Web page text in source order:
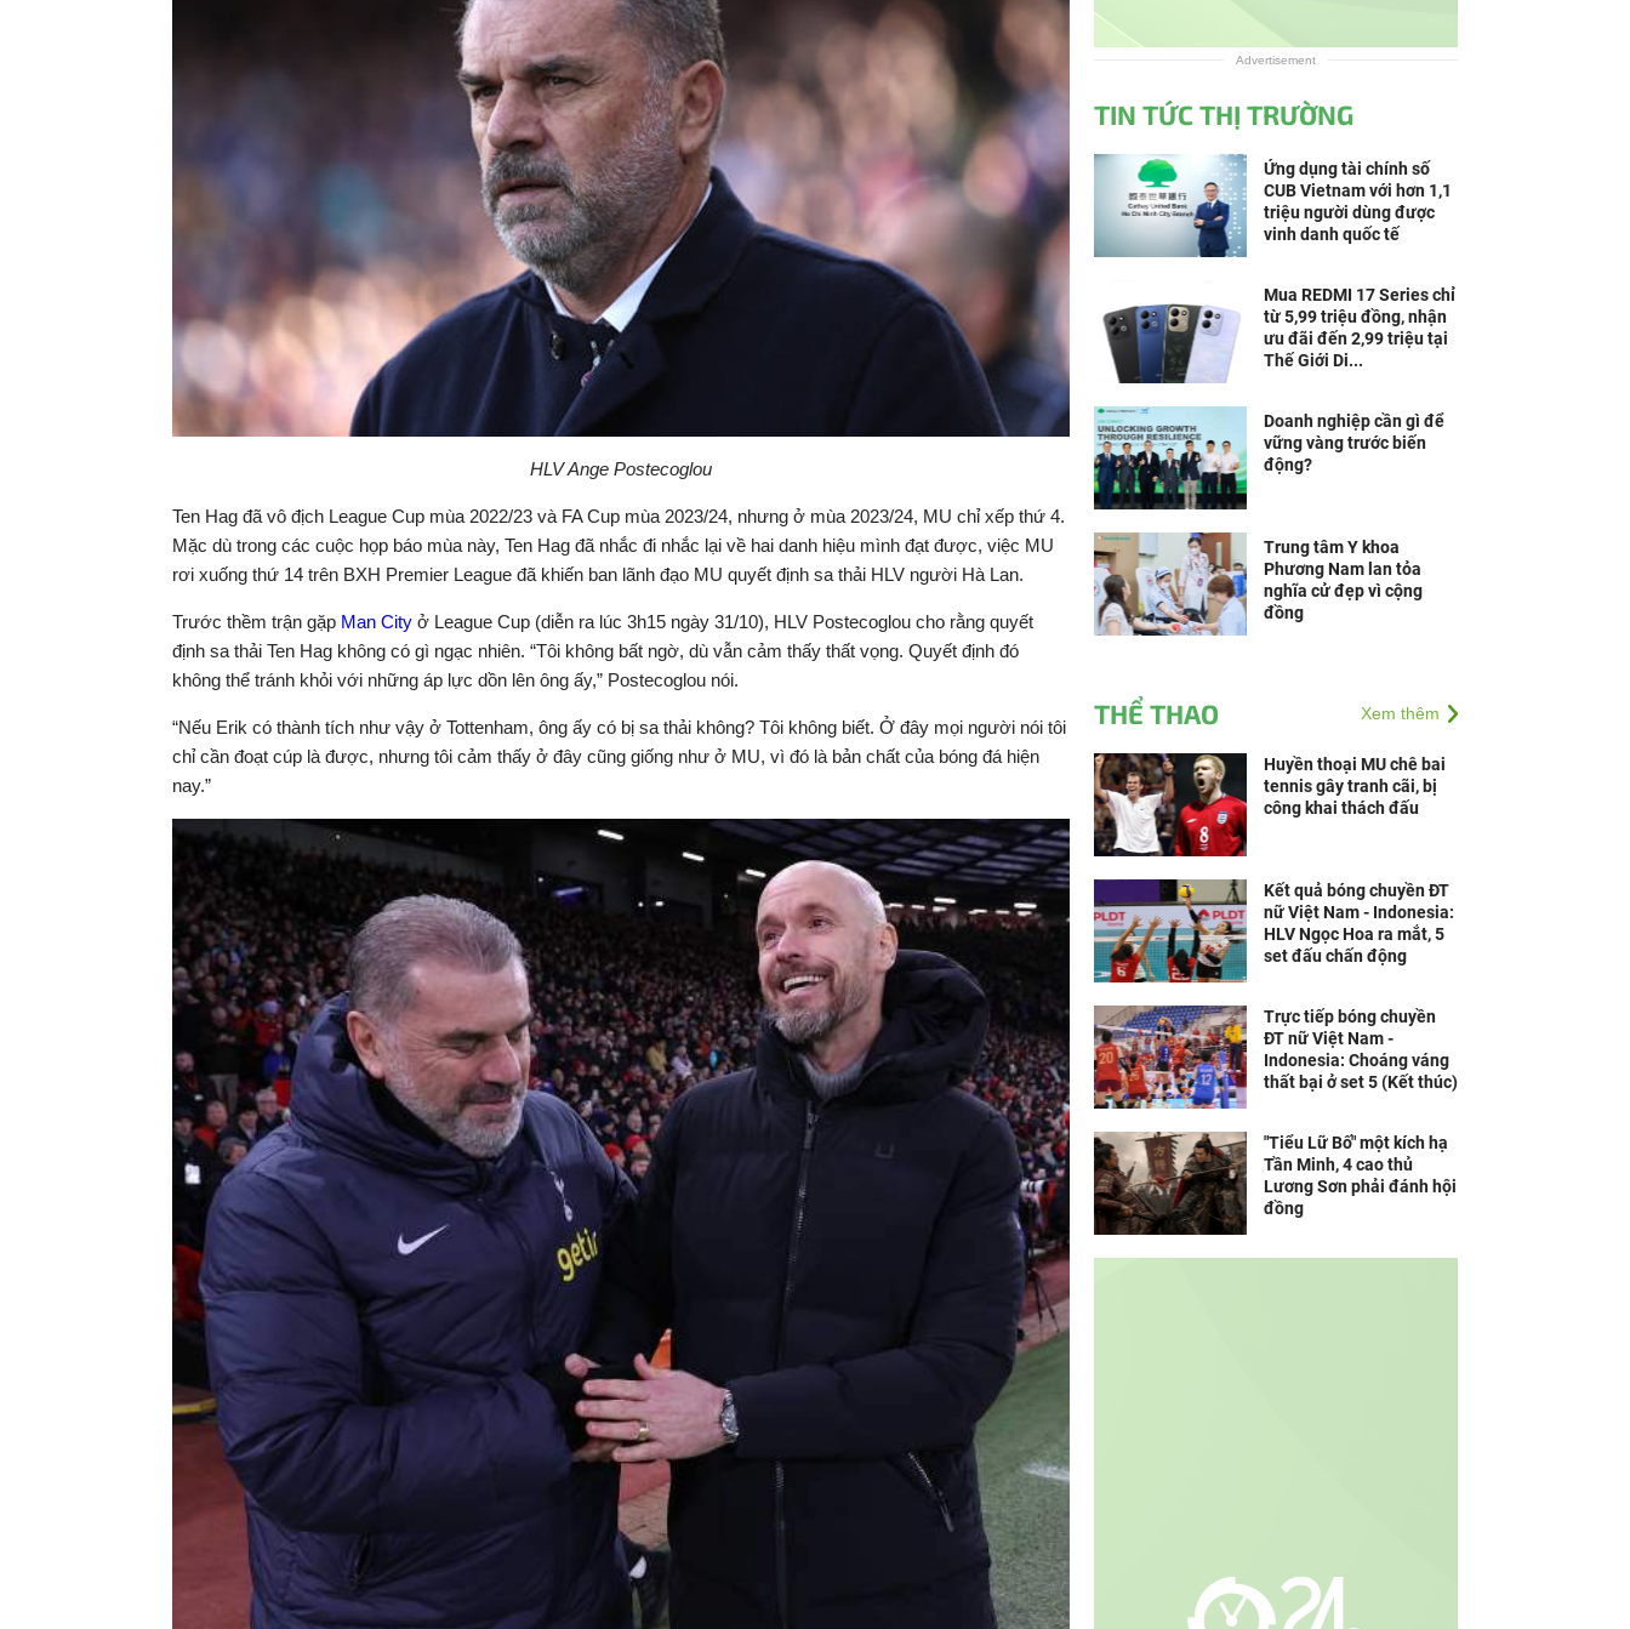
HLV Ange Postecoglou
Ten Hag đã vô địch League Cup mùa 2022/23 và FA Cup mùa 2023/24, nhưng ở mùa 2023/24, MU chỉ xếp thứ 4.
Mặc dù trong các cuộc họp báo mùa này, Ten Hag đã nhắc đi nhắc lại về hai danh hiệu mình đạt được, việc MU
rơi xuống thứ 14 trên BXH Premier League đã khiến ban lãnh đạo MU quyết định sa thải HLV người Hà Lan.
Trước thềm trận gặp Man City ở League Cup (diễn ra lúc 3h15 ngày 31/10), HLV Postecoglou cho rằng quyết
định sa thải Ten Hag không có gì ngạc nhiên. “Tôi không bất ngờ, dù vẫn cảm thấy thất vọng. Quyết định đó
không thể tránh khỏi với những áp lực dồn lên ông ấy,” Postecoglou nói.
“Nếu Erik có thành tích như vậy ở Tottenham, ông ấy có bị sa thải không? Tôi không biết. Ở đây mọi người nói tôi
chỉ cần đoạt cúp là được, nhưng tôi cảm thấy ở đây cũng giống như ở MU, vì đó là bản chất của bóng đá hiện
nay.”
Advertisement
TIN TỨC THỊ TRƯỜNG
Ứng dụng tài chính số
CUB Vietnam với hơn 1,1
triệu người dùng được
vinh danh quốc tế
Mua REDMI 17 Series chỉ
từ 5,99 triệu đồng, nhận
ưu đãi đến 2,99 triệu tại
Thế Giới Di...
Doanh nghiệp cần gì để
vững vàng trước biến
động?
Trung tâm Y khoa
Phương Nam lan tỏa
nghĩa cử đẹp vì cộng
đồng
THỂ THAO Xem thêm
Huyền thoại MU chê bai
tennis gây tranh cãi, bị
công khai thách đấu
Kết quả bóng chuyền ĐT
nữ Việt Nam - Indonesia:
HLV Ngọc Hoa ra mắt, 5
set đấu chấn động
Trực tiếp bóng chuyền
ĐT nữ Việt Nam -
Indonesia: Choáng váng
thất bại ở set 5 (Kết thúc)
"Tiểu Lữ Bố" một kích hạ
Tần Minh, 4 cao thủ
Lương Sơn phải đánh hội
đồng